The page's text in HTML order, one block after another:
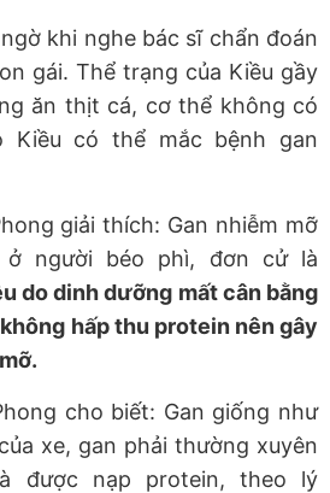
khi nghe bác sĩ chẩn đoán
gái. Thể trạng của Kiều gầy
ăn thịt cá, cơ thể không có
Kiều có thể mắc bệnh gan
giải thích: Gan nhiễm mỡ
người béo phì, đơn cử là
do dinh dưỡng mất cân bằng
hấp thu protein nên gây
cho biết: Gan giống như
xe, gan phải thường xuyên
được nạp protein, theo lý